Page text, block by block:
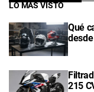
LO MÁS VISTO
Qué
215